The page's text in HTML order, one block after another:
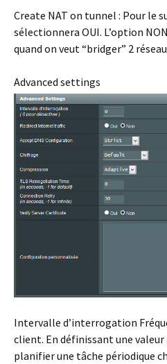
Create NAT on tunnel : Pour le
sélectionnera OUI. L’option
quand on veut “bridger” 2
Advanced settings
Intervalle d’interrogation
client. En définissant une valeur
planifier une tâche périodique